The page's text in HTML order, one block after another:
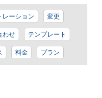
レーション 変更
わせ テンプレート
料金 プラン